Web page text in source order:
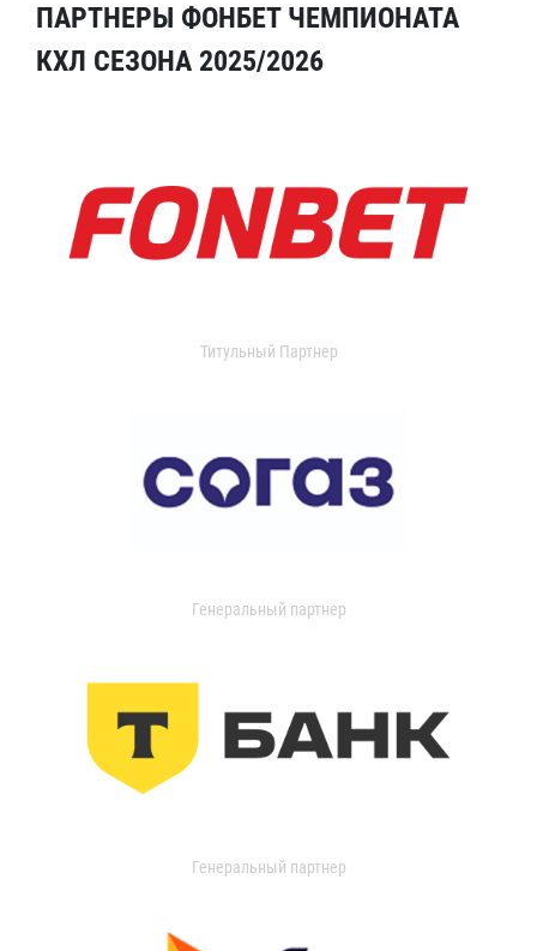
ПАРТНЕРЫ ФОНБЕТ ЧЕМПИОНАТА
КХЛ СЕЗОНА 2025/2026
Титульный Партнер
Генеральный партнер
Генеральный партнер